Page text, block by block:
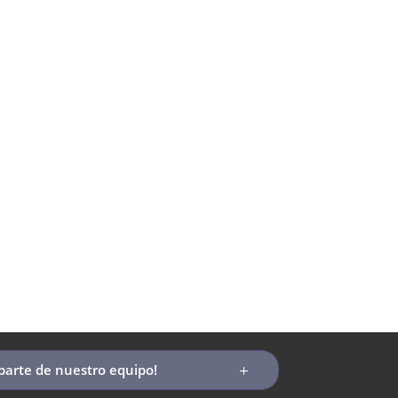
de nuestro equipo!